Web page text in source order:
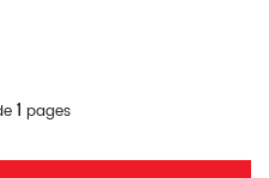
1 pages